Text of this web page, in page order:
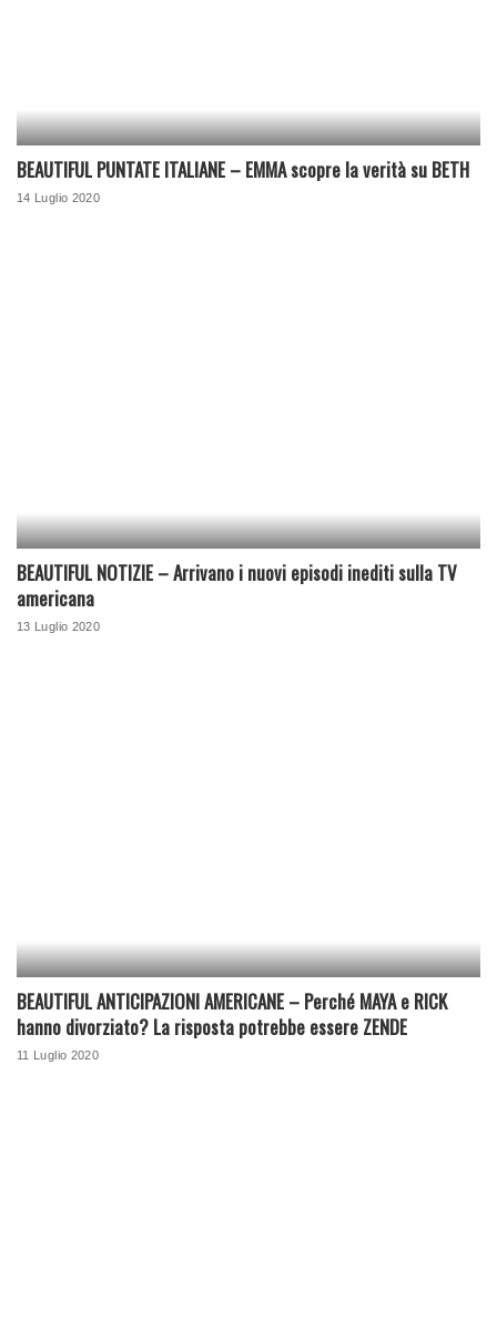
BEAUTIFUL PUNTATE ITALIANE – EMMA scopre la verità su BETH
14 Luglio 2020
BEAUTIFUL NOTIZIE – Arrivano i nuovi episodi inediti sulla TV
americana
13 Luglio 2020
BEAUTIFUL ANTICIPAZIONI AMERICANE – Perché MAYA e RICK
hanno divorziato? La risposta potrebbe essere ZENDE
11 Luglio 2020